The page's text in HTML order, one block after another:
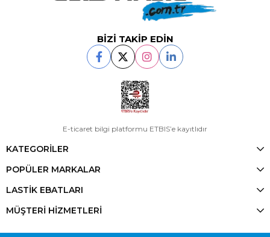
BİZİ TAKİP EDİN
E-ticaret bilgi platformu ETBIS’e kayıtlıdır
KATEGORİLER
POPÜLER MARKALAR
LASTİK EBATLARI
MÜŞTERİ HİZMETLERİ